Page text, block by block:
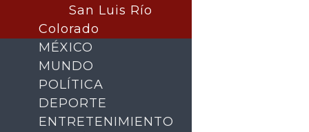
San Luis Río
Colorado
MÉXICO
MUNDO
POLÍTICA
DEPORTE
ENTRETENIMIENTO